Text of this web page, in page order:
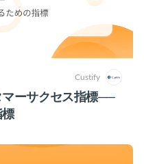
Custify
マーサクセス指標──